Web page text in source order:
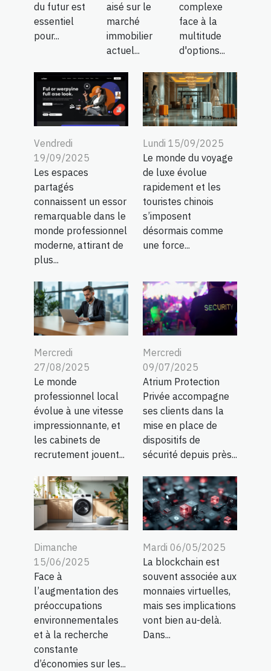
du futur est
essentiel
pour...
aisé sur le
marché
immobilier
actuel...
complexe
face à la
multitude
d'options...
Vendredi
19/09/2025
Les espaces
partagés
connaissent un essor
remarquable dans le
monde professionnel
moderne, attirant de
plus...
Lundi 15/09/2025
Le monde du voyage
de luxe évolue
rapidement et les
touristes chinois
s’imposent
désormais comme
une force...
Mercredi
27/08/2025
Le monde
professionnel local
évolue à une vitesse
impressionnante, et
les cabinets de
recrutement jouent...
Mercredi
09/07/2025
Atrium Protection
Privée accompagne
ses clients dans la
mise en place de
dispositifs de
sécurité depuis près...
Dimanche
15/06/2025
Face à
l’augmentation des
préoccupations
environnementales
et à la recherche
constante
d’économies sur les...
Mardi 06/05/2025
La blockchain est
souvent associée aux
monnaies virtuelles,
mais ses implications
vont bien au-delà.
Dans...